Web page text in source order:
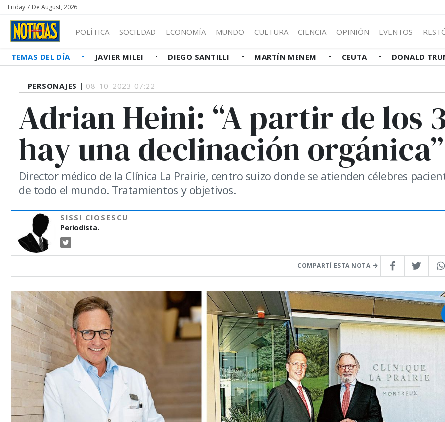
Friday 7 De August, 2026
POLÍTICA SOCIEDAD ECONOMÍA MUNDO CULTURA CIENCIA OPINIÓN EVENTOS
TEMAS DEL DÍA JAVIER MILEI DIEGO SANTILLI MARTÍN MENEM CEUTA DONALD
PERSONAJES | 08-10-2023 07:22
Adrian Heini: “A partir de los
hay una declinación orgánica”
Director médico de la Clínica La Prairie, centro suizo donde se atienden célebres
de todo el mundo. Tratamientos y objetivos.
SISSI CIOSESCU
Periodista.
COMPARTÍ ESTA NOTA